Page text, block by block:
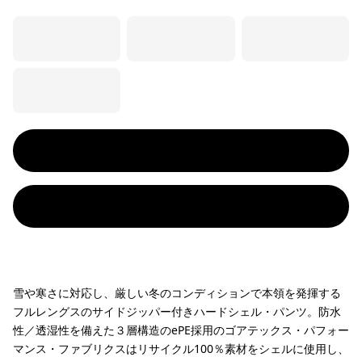
雪や寒さに対応し、厳しい冬のコンディションで本領を発揮する
フルレングスのサイドジッパー付きハードシェル・パンツ。防水
性／透湿性を備えた３層構造のePE採用のゴアテックス・パフォー
マンス・ファブリクスはリサイクル100％素材をシェルに使用し、